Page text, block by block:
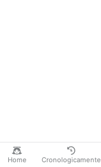
Home Cronologicamente